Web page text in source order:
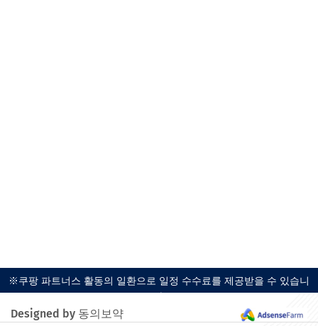
※쿠팡 파트너스 활동의 일환으로 일정 수수료를 제공받을 수 있습니
다.
Designed by 동의보약